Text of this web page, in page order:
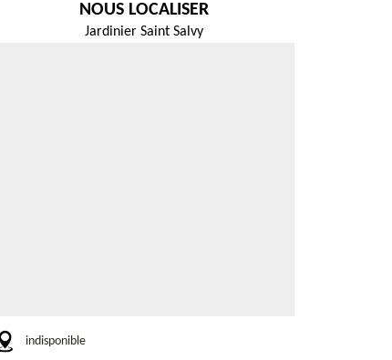
NOUS LOCALISER
Jardinier Saint Salvy
indisponible